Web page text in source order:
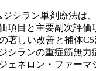
ジシラン単剤療法は
項目と主要副次評価
著しい改善と補体
シランの重症筋無力
ェネロン・ファーマ